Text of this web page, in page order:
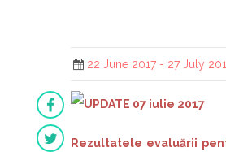
22 June 2017 - 27 July
UPDATE 07 iulie 2017
Rezultatele evaluării